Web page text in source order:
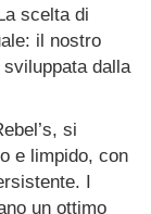
scelta di
il nostro
dalla
si
e limpido, con
I
un ottimo